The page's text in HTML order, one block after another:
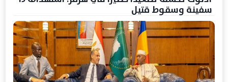
سفينة وسقوط قتيل